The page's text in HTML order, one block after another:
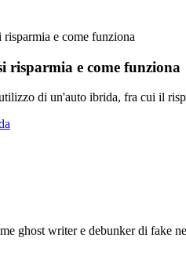
e come funziona
risparmia e come funziona
di un'auto ibrida, fra cui il
ghost writer e debunker di fake